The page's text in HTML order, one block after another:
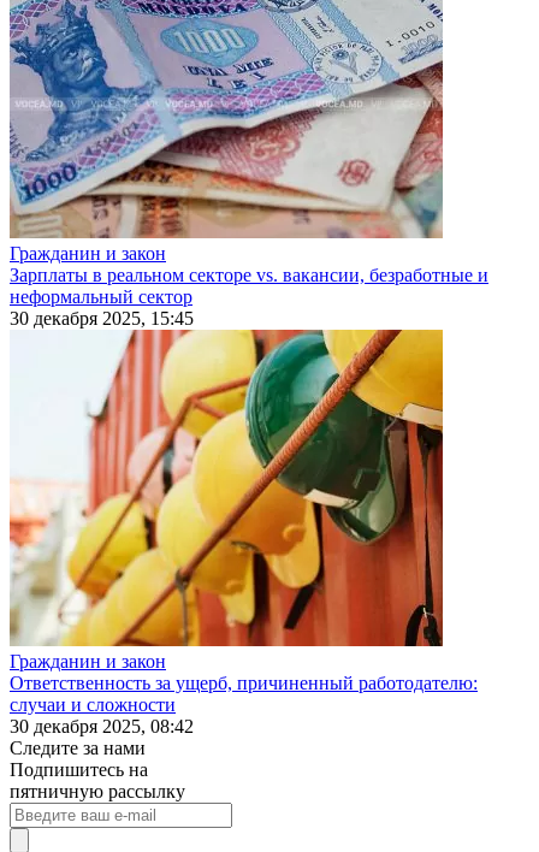
Гражданин и закон
Зарплаты в реальном секторе vs. вакансии, безработные и
неформальный сектор
30 декабря 2025, 15:45
Гражданин и закон
Ответственность за ущерб, причиненный работодателю:
случаи и сложности
30 декабря 2025, 08:42
Следите за нами
Подпишитесь на
пятничную рассылку